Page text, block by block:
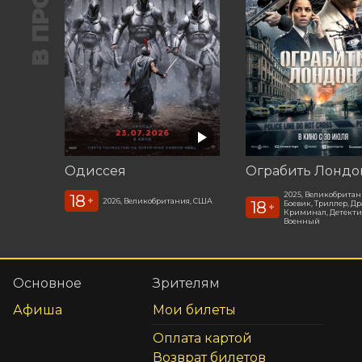
Одиссея
18 + 2026, Великобритания, США
Ограбить
18 +
2025,
Боевик, Триллер,
Криминал,
Военный
Основное
Афиша
Зрителям
Мои билеты
Оплата картой
Возврат билетов